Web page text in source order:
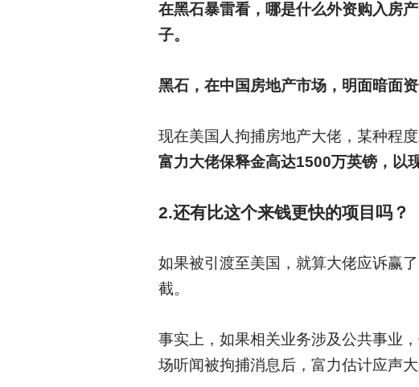
在黑石暴雷看，哪是什么外资购入房
子。
黑石，在中国房地产市场，明面暗面
现在美国人拘捕房地产大佬，某种程
富力大佬保释金高达1500万英镑，以
2.还有比这个来钱更快的项目吗？
如果被引渡至美国，就算大佬应诉赢
截。
事实上，如果相关业务涉及公共事业
场听闻被拘捕消息后，富力估计应声大